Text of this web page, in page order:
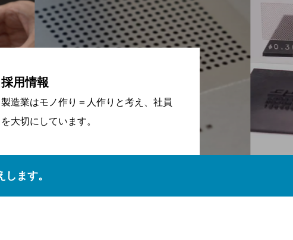
採用情報
製造業はモノ作り＝人作りと考え、社員
を大切にしています。
ます。